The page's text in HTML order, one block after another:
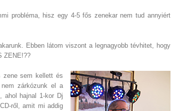
probléma, hisz egy 4-5 fős zenekar nem tud annyiért
Ebben látom viszont a legnagyobb tévhitet, hogy
ZENE!??
zene sem kellett és
nem zárkózunk el a
ahol hajnal 1-kor Dj
ről, amit mi addig